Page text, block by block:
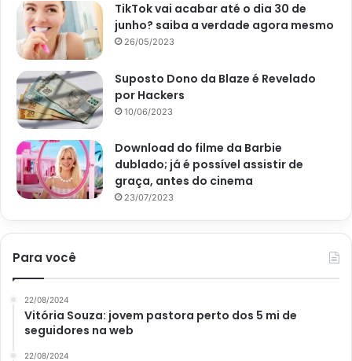
TikTok vai acabar até o dia 30 de
junho? saiba a verdade agora mesmo
26/05/2023
Suposto Dono da Blaze é Revelado
por Hackers
10/06/2023
Download do filme da Barbie
dublado; já é possível assistir de
graça, antes do cinema
23/07/2023
Para você
22/08/2024
Vitória Souza: jovem pastora perto dos 5 mi de
seguidores na web
22/08/2024